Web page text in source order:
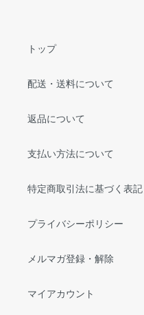
トップ
配送・送料について
返品について
支払い方法について
特定商取引法に基づく表記
プライバシーポリシー
メルマガ登録・解除
マイアカウント